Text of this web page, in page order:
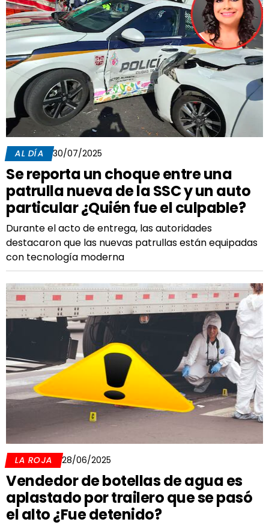
AL DÍA 30/07/2025
Se reporta un choque entre una
patrulla nueva de la SSC y un auto
particular ¿Quién fue el culpable?
Durante el acto de entrega, las autoridades
destacaron que las nuevas patrullas están equipadas
con tecnología moderna
LA ROJA 28/06/2025
Vendedor de botellas de agua es
aplastado por trailero que se pasó
el alto ¿Fue detenido?